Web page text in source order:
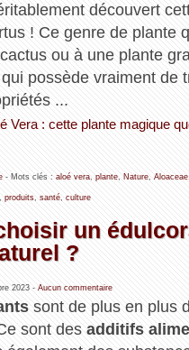
découvert
! Ce genre de plante
ou à une plante
possède vraiment de
...
Vera : cette plante magique
- Mots clés : aloé vera, plante, Nature, Aloaceae,
produits, santé, culture
un
?
2023- Aucun commentaire
sont de plus en plus
sont desadditifs